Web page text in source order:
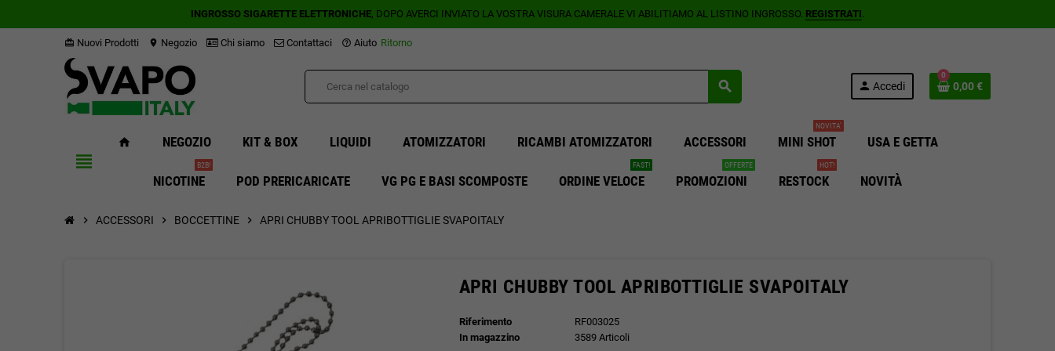
INGROSSO SIGARETTE ELETTRONICHE, DOPO AVERCI INVIATO LA VOSTRA VISURA CAMERALE VI ABILITIAMO AL LISTINO INGROSSO. REGISTRATI.
card_giftcard Nuovi Prodotti location_on Negozio Chi siamo Contattaci help_outline Aiuto Ritorno
search person Accedi
0
0,00 €
view_headline
home NEGOZIO KIT & BOX LIQUIDI ATOMIZZATORI RICAMBI ATOMIZZATORI ACCESSORI MINI SHOT
NOVITA'
USA E GETTA
NICOTINE
B2B!
POD PRERICARICATE VG PG E BASI SCOMPOSTE ORDINE VELOCE
FAST!
PROMOZIONI
OFFERTE
RESTOCK
HOT!
NOVITÀ
chevron_right ACCESSORI chevron_right BOCCETTINE chevron_right APRI CHUBBY TOOL APRIBOTTIGLIE SVAPOITALY
APRI CHUBBY TOOL APRIBOTTIGLIE SVAPOITALY
Riferimento
RF003025
In magazzino
3589 Articoli